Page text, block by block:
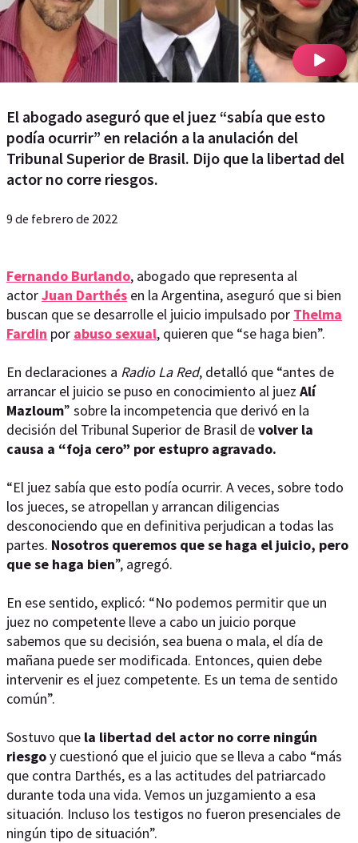
El abogado aseguró que el juez “sabía que esto
podía ocurrir” en relación a la anulación del
Tribunal Superior de Brasil. Dijo que la libertad del
actor no corre riesgos.
9 de febrero de 2022
Fernando Burlando, abogado que representa al
actorJuan Darthés en la Argentina, aseguró que si bien
buscan que se desarrolle el juicio impulsado por Thelma
Fardin por abuso sexual, quieren que “se haga bien”.
En declaraciones a Radio La Red, detalló que “antes de
arrancar el juicio se puso en conocimiento al juez Alí
Mazloum” sobre la incompetencia que derivó en la
decisión del Tribunal Superior de Brasil devolver la
causa a “foja cero” por estupro agravado.
“El juez sabía que esto podía ocurrir. A veces, sobre todo
los jueces, se atropellan y arrancan diligencias
desconociendo que en definitiva perjudican a todas las
partes. Nosotros queremos que se haga el juicio, pero
que se haga bien”, agregó.
En ese sentido, explicó: “No podemos permitir que un
juez no competente lleve a cabo un juicio porque
sabemos que su decisión, sea buena o mala, el día de
mañana puede ser modificada. Entonces, quien debe
intervenir es el juez competente. Es un tema de sentido
común”.
Sostuvo que la libertad del actor no corre ningún
riesgoy cuestionó que el juicio que se lleva a cabo “más
que contra Darthés, es a las actitudes del patriarcado
durante toda una vida. Vemos un juzgamiento a esa
situación. Incluso los testigos no fueron presenciales de
ningún tipo de situación”.